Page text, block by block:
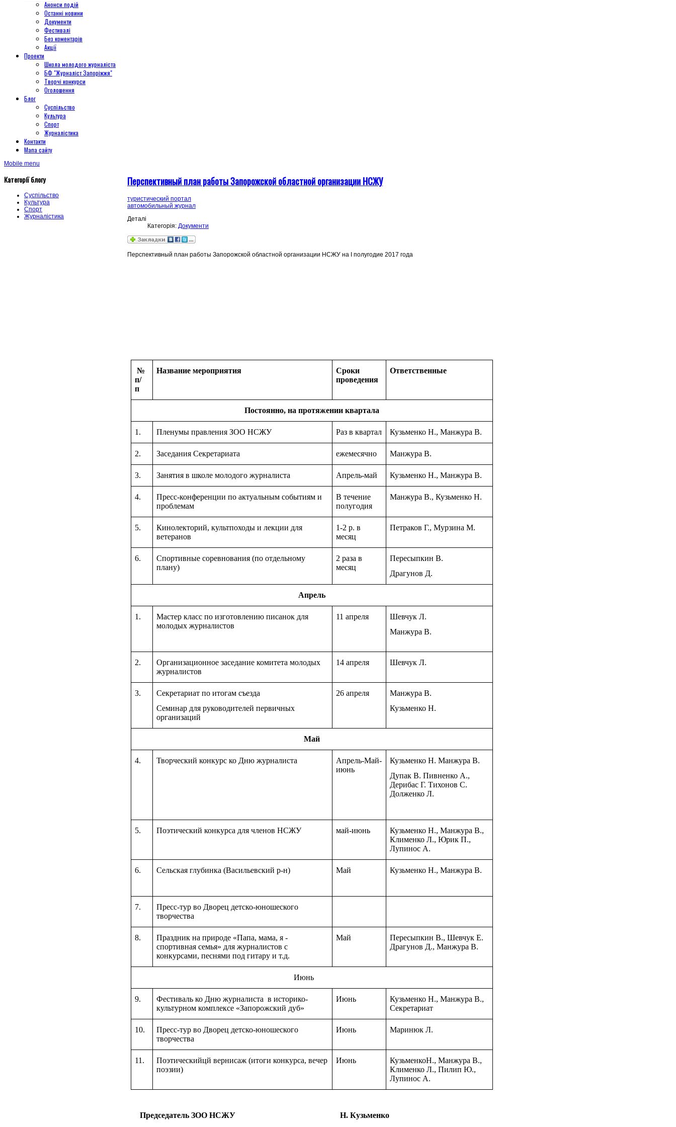
Анонси подій
Останні новини
Документи
Фестивалі
Без коментарів
Акції
Проекти
Школа молодого журналіста
БФ "Журналіст Запоріжжя"
Творчі конкурси
Оголошення
Блог
Суспільство
Культура
Спорт
Журналістика
Контакти
Мапа сайту
Mobile menu
Категорії блогу
Суспільство
Культура
Спорт
Журналістика
Перспективный план работы Запорожской областной организации НСЖУ
туристический портал
автомобильный журнал
Деталі
Категорія: Документи
Перспективный план работы Запорожской областной организации НСЖУ на І полугодие 2017 года
№
п/
п
Название мероприятия
Сроки
проведения
Ответственные
Постоянно, на протяжении квартала
1. Пленумы правления ЗОО НСЖУ Раз в квартал Кузьменко Н., Манжура В.
2. Заседания Секретариата ежемесячно Манжура В.
3. Занятия в школе молодого журналиста Апрель-май Кузьменко Н., Манжура В.
4.
Пресс-конференции по актуальным событиям и
проблемам
В течение
полугодия
Манжура В., Кузьменко Н.
5.
Кинолекторий, культпоходы и лекции для
ветеранов
1-2 р. в
месяц
Петраков Г., Мурзина М.
6.
Спортивные соревнования (по отдельному
плану)
2 раза в
месяц
Пересыпкин В.
Драгунов Д.
Апрель
1.
Мастер класс по изготовлению писанок для
молодых журналистов
11 апреля
Шевчук Л.
Манжура В.
2.
Организационное заседание комитета молодых
журналистов
14 апреля Шевчук Л.
3.
Секретариат по итогам съезда
Семинар для руководителей первичных
организаций
26 апреля
Манжура В.
Кузьменко Н.
Май
4. Творческий конкурс ко Дню журналиста
Апрель-Май-
июнь
Кузьменко Н. Манжура В.
Дупак В. Пивненко А.,
Дерибас Г. Тихонов С.
Долженко Л.
5. Поэтический конкурса для членов НСЖУ май-июнь
Кузьменко Н., Манжура В.,
Клименко Л., Юрик П.,
Лупинос А.
6. Сельская глубинка (Васильевский р-н) Май Кузьменко Н., Манжура В.
7.
Пресс-тур во Дворец детско-юношеского
творчества
8.
Праздник на природе «Папа, мама, я -
спортивная семья» для журналистов с
конкурсами, песнями под гитару и т.д.
Май
Пересыпкин В., Шевчук Е.
Драгунов Д., Манжура В.
Июнь
9.
Фестиваль ко Дню журналиста в историко-
культурном комплексе «Запорожский дуб»
Июнь
Кузьменко Н., Манжура В.,
Секретариат
10.
Пресс-тур во Дворец детско-юношеского
творчества
Июнь Маринюк Л.
11.
Поэтическийцй вернисаж (итоги конкурса, вечер
поэзии)
Июнь
КузьменкоН., Манжура В.,
Клименко Л., Пилип Ю.,
Лупинос А.
Председатель ЗОО НСЖУ Н. Кузьменко